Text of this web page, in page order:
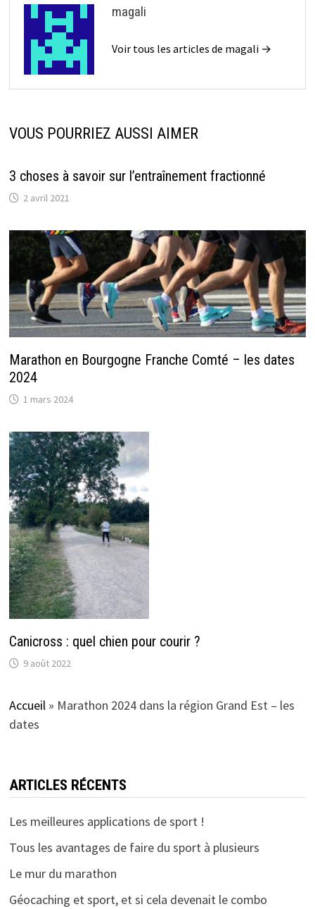
magali
Voir tous les articles de magali →
VOUS POURRIEZ AUSSI AIMER
3 choses à savoir sur l’entraînement fractionné
2 avril 2021
Marathon en Bourgogne Franche Comté – les dates
2024
1 mars 2024
Canicross : quel chien pour courir ?
9 août 2022
Accueil » Marathon 2024 dans la région Grand Est – les
dates
ARTICLES RÉCENTS
Les meilleures applications de sport !
Tous les avantages de faire du sport à plusieurs
Le mur du marathon
Géocaching et sport, et si cela devenait le combo